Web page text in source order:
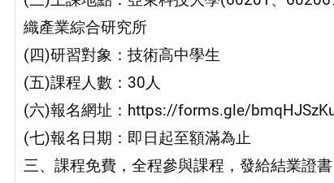
織產業綜合研究所
(四)研習對象：技術高中學生
(五)課程人數：30人
(六)報名網址：https://forms.gle/
(七)報名日期：即日起至額滿為止
三、課程免費，全程參與課程，發給結業證書